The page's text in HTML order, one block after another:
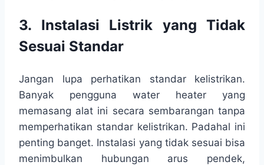
3. Instalasi Listrik yang Tidak
Sesuai Standar
Jangan lupa perhatikan standar kelistrikan.
Banyak pengguna water heater yang
memasang alat ini secara sembarangan tanpa
memperhatikan standar kelistrikan. Padahal ini
penting banget. Instalasi yang tidak sesuai bisa
menimbulkan hubungan arus pendek,